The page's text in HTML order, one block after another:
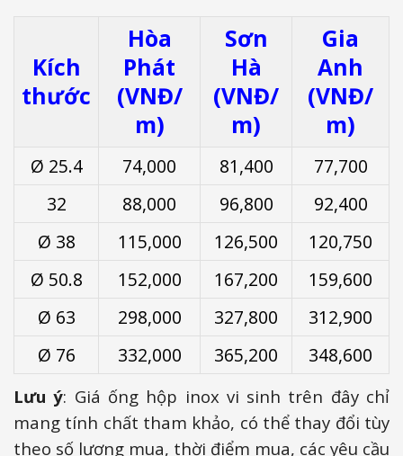
Kích
thước
Hòa
Phát
(VNĐ/
m)
Sơn
Hà
(VNĐ/
m)
Gia
Anh
(VNĐ/
m)
Ø 25.4 74,000 81,400
77,700
32
88,000 96,800
92,400
Ø 38
115,000 126,500
120,750
Ø 50.8
152,000 167,200
159,600
Ø 63
298,000 327,800
312,900
Ø 76
332,000 365,200 348,600
Lưu ý: Giá ống hộp inox vi sinh trên đây chỉ
mang tính chất tham khảo, có thể thay đổi tùy
theo số lượng mua, thời điểm mua, các yêu cầu